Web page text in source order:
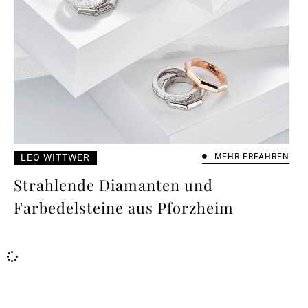
LEO WITTWER MEHR ERFAHREN
Strahlende Diamanten und
Farbedelsteine aus Pforzheim